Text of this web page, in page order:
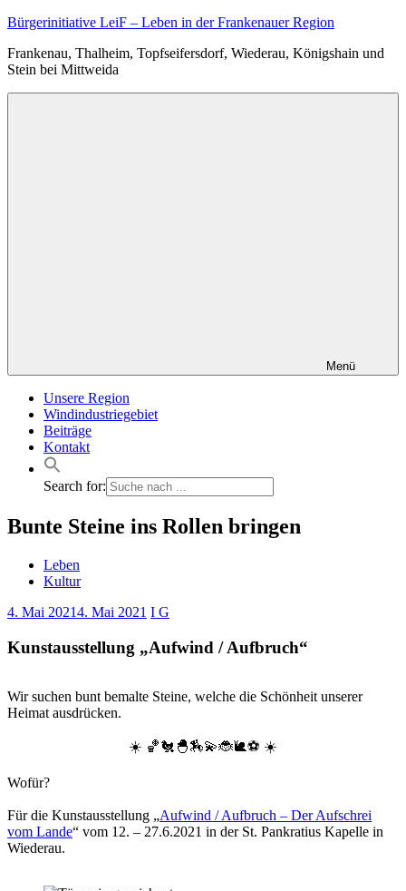
Zum
springen
Bürgerinitiative LeiF – Leben in der Frankenauer Region
Frankenau, Thalheim, Topfseifersdorf, Wiederau, Königshain und
Stein bei Mittweida
Menü
Unsere Region
Windindustriegebiet
Beiträge
Kontakt
Search for:
Bunte Steine ins Rollen bringen
Leben
Kultur
4. Mai 20214. Mai 2021 I G
Kunstausstellung „Aufwind / Aufbruch“
Wir suchen bunt bemalte Steine, welche die Schönheit unserer
Heimat ausdrücken.
☀️ 🏀🐔🐣🏇💫🐞🐌⚽ ☀️
Wofür?
Für die Kunstausstellung „Aufwind / Aufbruch – Der Aufschrei
vom Lande“ vom 12. – 27.6.2021 in der St. Pankratius Kapelle in
Wiederau.